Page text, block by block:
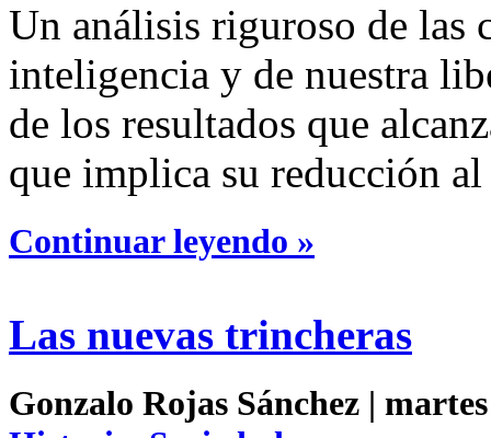
Un análisis riguroso de las
inteligencia y de nuestra
de los resultados que
que implica su reducción
Continuar leyendo »
Las nuevas trincheras
Gonzalo Rojas Sánchez |